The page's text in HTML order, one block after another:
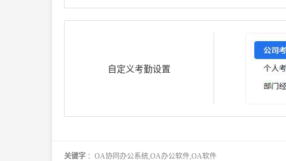
自定义考勤设置
关键字 ：OA协同办公系统,OA办公软件,OA软件